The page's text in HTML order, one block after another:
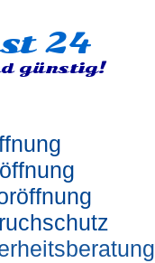
24
günstig!